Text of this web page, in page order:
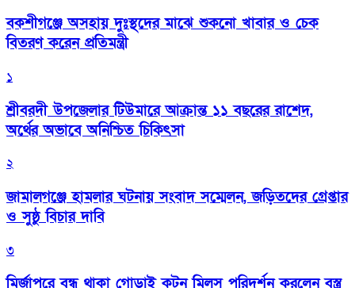
বকশীগঞ্জে অসহায় দুঃস্থদের মাঝে শুকনো খাবার ও চেক
বিতরণ করেন প্রতিমন্ত্রী
১
শ্রীবরদী উপজেলার টিউমারে আক্রান্ত ১১ বছরের রাশেদ,
অর্থের অভাবে অনিশ্চিত চিকিৎসা
২
জামালগঞ্জে হামলার ঘটনায় সংবাদ সম্মেলন, জড়িতদের গ্রেপ্তার
ও সুষ্ঠু বিচার দাবি
৩
মির্জাপুরে বন্ধ থাকা গোড়াই কটন মিলস পরিদর্শন করলেন বস্ত্র